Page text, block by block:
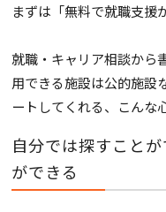
まずは「無料で就職支援
就職・キャリア相談から
用できる施設は公的施設
ートしてくれる、こんな
自分では探すこと
ができる